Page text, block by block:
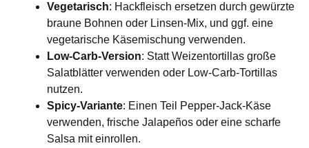
Vegetarisch: Hackfleisch ersetzen durch gewürzte
braune Bohnen oder Linsen-Mix, und ggf. eine
vegetarische Käsemischung verwenden.
Low-Carb-Version: Statt Weizentortillas große
Salatblätter verwenden oder Low-Carb-Tortillas
nutzen.
Spicy-Variante: Einen Teil Pepper-Jack-Käse
verwenden, frische Jalapeños oder eine scharfe
Salsa mit einrollen.